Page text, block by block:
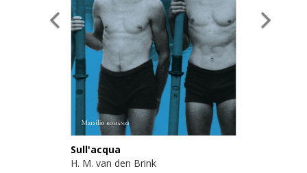
Sull'acqua
H. M. van den Brink